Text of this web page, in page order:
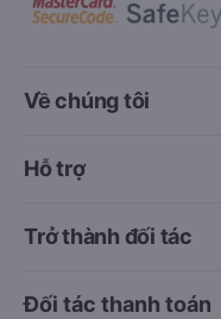
Về chúng tôi
Hỗ trợ
Trở thành đối tác
Đối tác thanh toán